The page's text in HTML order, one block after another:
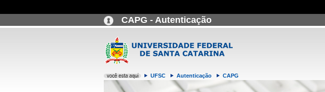
CAPG - Autenticação
UFSC Autenticação CAPG